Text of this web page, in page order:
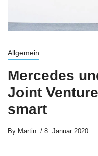
Allgemein
Mercedes
Joint
smart
By Martin 8. Januar 2020